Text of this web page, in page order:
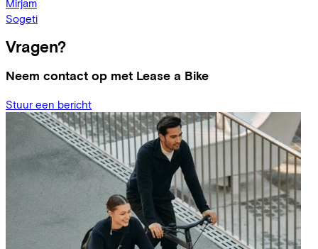
Mirjam
Sogeti
Vragen?
Neem contact op met Lease a Bike
Stuur een bericht